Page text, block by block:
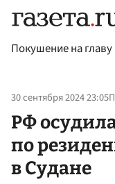
Покушение на
30 сентября 2024 23:05
РФ
по
в Судане